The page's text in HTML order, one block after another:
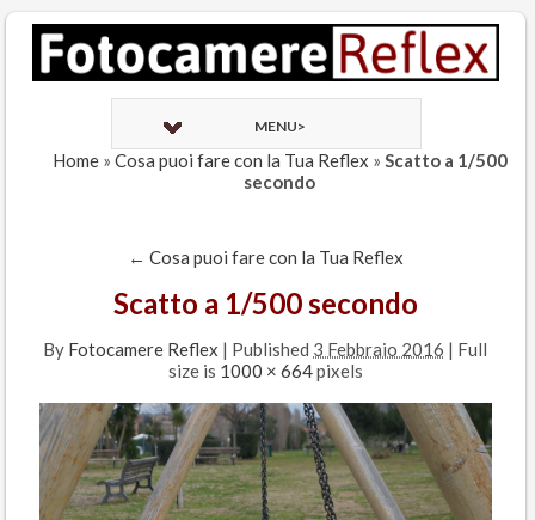
MENU>
Home» Cosa puoi fare con la Tua Reflex » Scatto a 1/500
secondo
← Cosa puoi fare con la Tua Reflex
Scatto a 1/500 secondo
By Fotocamere Reflex | Published 3 Febbraio 2016 | Full
size is 1000 × 664pixels